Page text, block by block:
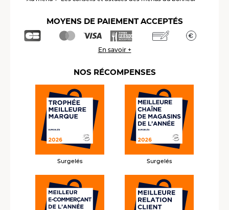
MOYENS DE PAIEMENT ACCEPTÉS
En savoir +
NOS RÉCOMPENSES
Surgelés Surgelés